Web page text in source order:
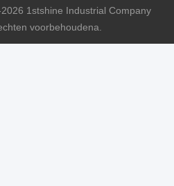
1stshine Industrial Company
voorbehoudena.